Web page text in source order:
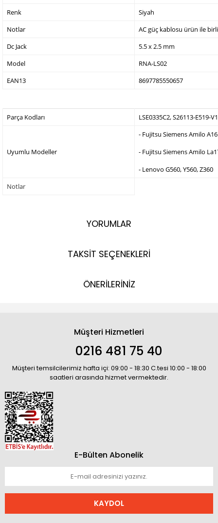
Renk
Siyah
Notlar
AC güç kablosu ürün ile
Dc Jack
5.5 x 2.5 mm
Model
RNA-LS02
EAN13
8697785550657
Parça Kodları LSE0335C2, S26113-E519-
Uyumlu Modeller
- Fujitsu Siemens Amilo
- Fujitsu Siemens Amilo
- Lenovo G560, Y560, Z360
Notlar
YORUMLAR
TAKSİT SEÇENEKLERİ
ÖNERİLERİNİZ
Müşteri Hizmetleri
0216 481 75 40
Müşteri temsilcilerimiz hafta içi: 09:00 - 18:30 C.tesi 10:00 - 18:00
saatleri arasında hizmet vermektedir.
E-Bülten Abonelik
KAYDOL